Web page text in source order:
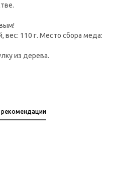
вес: 110 г. Место сбора меда:
из дерева.
рекомендации